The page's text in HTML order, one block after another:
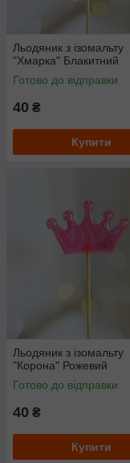
Льодяник з ізомальту
"Хмарка" Блакитний
Готово до відправки
40 ₴
Купити
Льодяник з ізомальту
"Корона" Рожевий
Готово до відправки
40 ₴
Купити